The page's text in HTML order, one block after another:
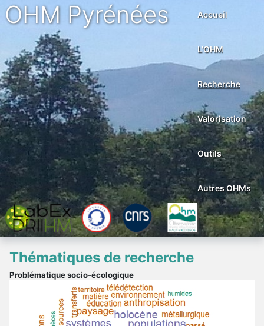
OHM Pyrénées Accueil
L'OHM
Recherche
Valorisation
Outils
Autres OHMs
Thématiques de recherche
Problématique socio-écologique